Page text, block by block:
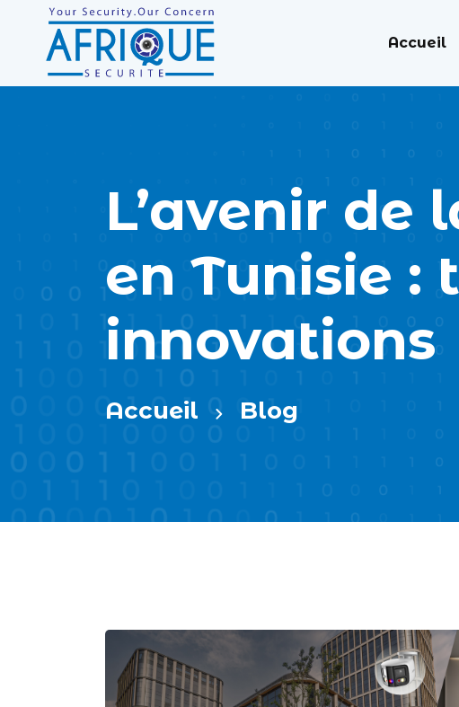
Accueil
L’avenir de
en Tunisie :
innovations
Accueil Blog